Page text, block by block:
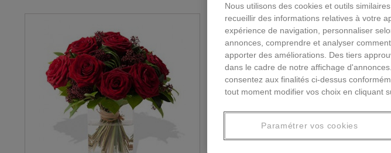
Nous utilisons des cookies et outils
recueillir des informations relatives à votre
expérience de navigation, personnaliser
annonces, comprendre et analyser
apporter des améliorations. Des tiers
dans le cadre de notre affichage
consentez aux finalités ci-dessus
tout moment modifier vos choix en cliquant
Paramétrer vos cookies